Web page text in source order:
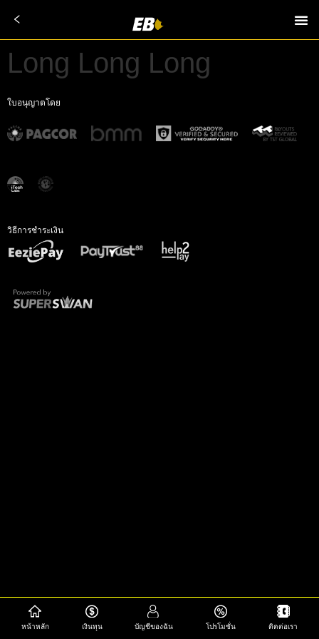
หน้าหลัก เงินทุน บัญชีของฉัน โปรโมชั่น ติดต่อเรา
Long Long Long
ใบอนุญาตโดย
วิธีการชำระเงิน